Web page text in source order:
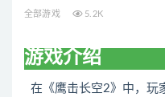
全部游戏 5.2K
游戏介绍
在《鹰击长空2》中，玩